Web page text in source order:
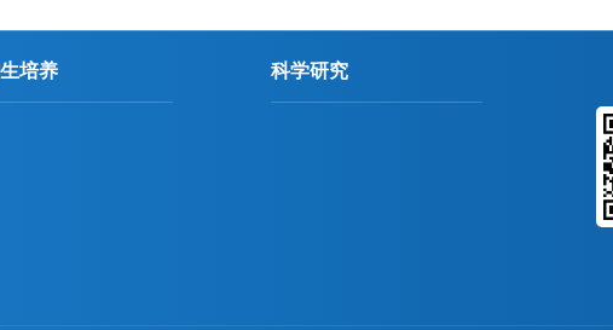
培养 科学研究